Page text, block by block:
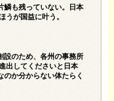
鱗も残っていない。日本
うが国益に叶う。
設のため、各州の事務所
出してくださいと日本
か分からない体たらく